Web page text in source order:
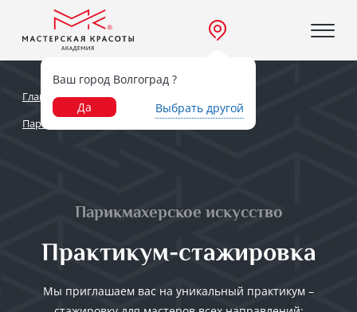
Ваш город Волгоград ?
Да
Выбрать другой
Главная
Направления
Парикмахерское искусство
Парикмахерское искусство
Практикум-стажировка
Мы приглашаем вас на уникальный практикум –